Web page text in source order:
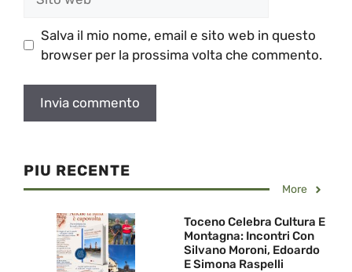
web
Salva il mio nome, email e sito web in questo
browser per la prossima volta che commento.
PIU RECENTE
More
Toceno Celebra Cultura E
Montagna: Incontri Con
Silvano Moroni, Edoardo
E Simona Raspelli